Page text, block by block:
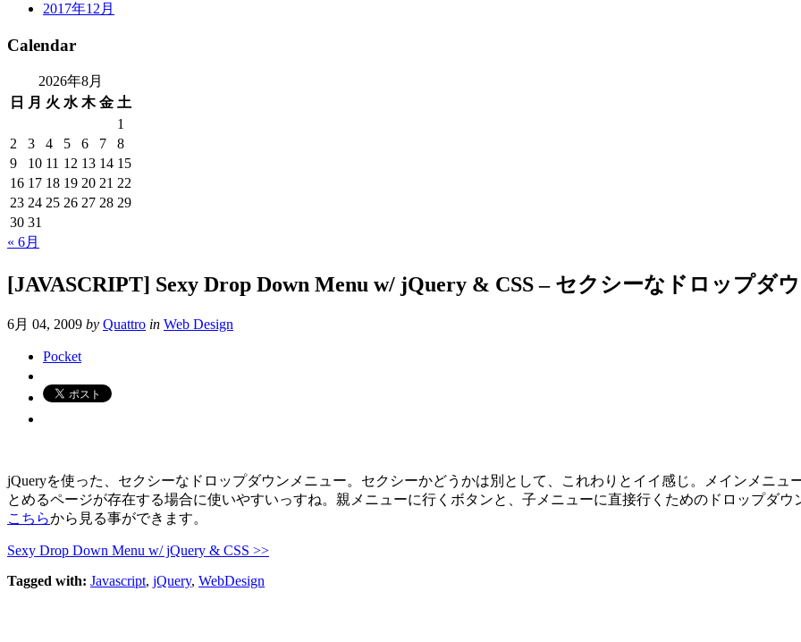
2017年12月
Calendar
2026年8月
日
月 火 水 木 金 土
1
2
3 4 5 6 7
8
9
10 11 12 13 14 15
16 17 18 19 20 21 22
23 24 25 26 27 28 29
30 31
« 6月
[JAVASCRIPT] Sexy Drop Down Menu w/ jQuery & CSS – セクシーなドロップダ
6月 04, 2009 by Quattro in Web Design
Pocket
jQueryを使った、セクシーなドロップダウンメニュー。セクシーかどうかは別として、これわりとイイ感じ。メインメニュ
とめるページが存在する場合に使いやすいっすね。親メニューに行くボタンと、子メニューに直接行くためのドロップダウ
こちらから見る事ができます。
Sexy Drop Down Menu w/ jQuery & CSS >>
Tagged with: Javascript, jQuery, WebDesign